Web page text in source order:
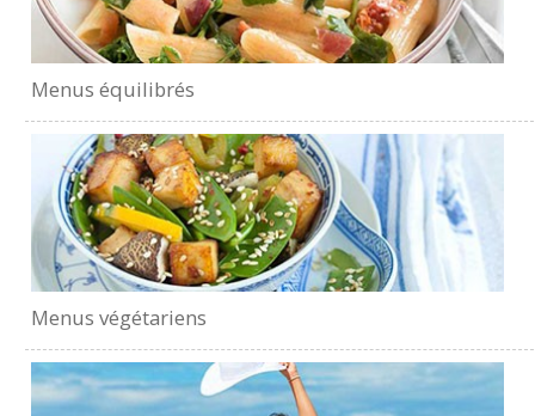
Menus équilibrés
Menus végétariens